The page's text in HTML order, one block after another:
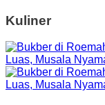
Kuliner